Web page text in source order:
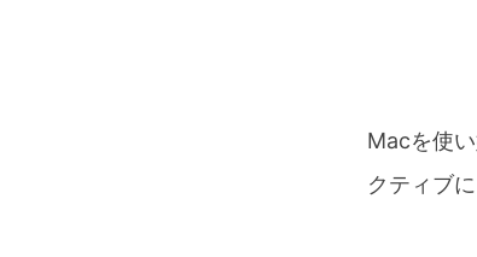
Macを使
クティブ